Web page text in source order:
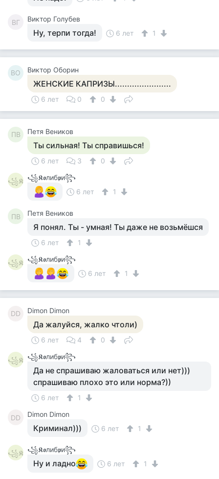
ВГ Виктор Голубев
Ну, терпи тогда! 6 лет 1
ВО Виктор Оборин
ЖЕНСКИЕ КАПРИЗЫ.......................
6 лет 0 0
ПВ Петя Веников
Ты сильная! Ты справишься!
6 лет 3 0
꧁𝕶 ꧁𝕶𝖔либ𝖕и꧂
6 лет
1
ПВ Петя Веников
Я понял. Ты - умная! Ты даже не возьмёшся
6 лет 1
꧁𝕶 ꧁𝕶𝖔либ𝖕и꧂
6 лет
1
DD Dimon Dimon
Да жалуйся, жалко чтоли)
6 лет 4 0
꧁𝕶 ꧁𝕶𝖔либ𝖕и꧂
Да не спрашиваю жаловаться или нет)))
спрашиваю плохо это или норма?))
6 лет 1
DD Dimon Dimon
Криминал))) 6 лет 1
꧁𝕶 ꧁𝕶𝖔либ𝖕и꧂
Ну и ладно 6 лет 1